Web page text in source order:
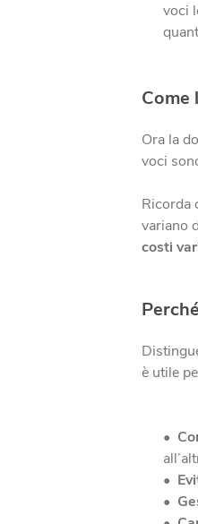
voci
Come
Ora la
voci
Ricorda
variano
costi
è utile